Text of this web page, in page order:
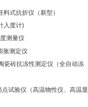
料式抗折仪（新型）
入度计)
测量仪
胀测定仪
瓷砖抗冻性测定仪（全自动冻
点试验仪（高温物性仪、高温显